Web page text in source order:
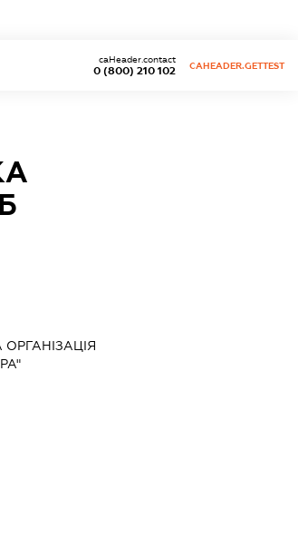
0 (800) 210 102
caHeader.contact
CAHEADER.GETTEST